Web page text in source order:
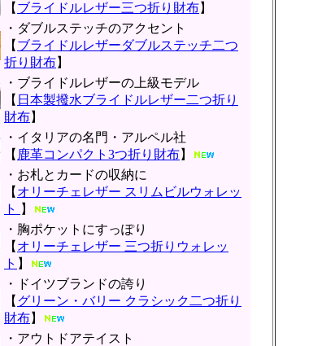
【 ブライドルレザー三つ折り財布】
・ダブルステッチのアクセント
【 ブライドルレザーダブルステッチ二つ
折り財布】
・ブライドルレザーの上級モデル
【 日本製撥水ブライドルレザー二つ折り
財布】
・イタリアの名門・アルペル社
【 鹿革コンパクト3つ折り財布】
・お札とカードの収納に
【 オリーチェレザー スリムビルウォレッ
ト
】
・胸ポケットにすっぽり
【 オリーチェレザー 三つ折りウォレッ
ト 】
・ドイツブランドの誇り
【 グリーン・バリー クラシック二つ折り
財布】
・アウトドアテイスト